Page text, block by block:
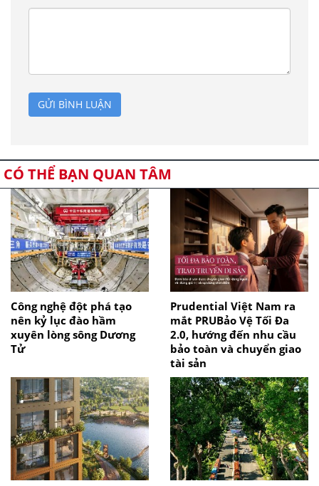
GỬI BÌNH LUẬN
CÓ THỂ BẠN QUAN TÂM
Công nghệ đột phá tạo
nên kỷ lục đào hầm
xuyên lòng sông Dương
Tử
Prudential Việt Nam ra
mắt PRUBảo Vệ Tối Đa
2.0, hướng đến nhu cầu
bảo toàn và chuyển giao
tài sản